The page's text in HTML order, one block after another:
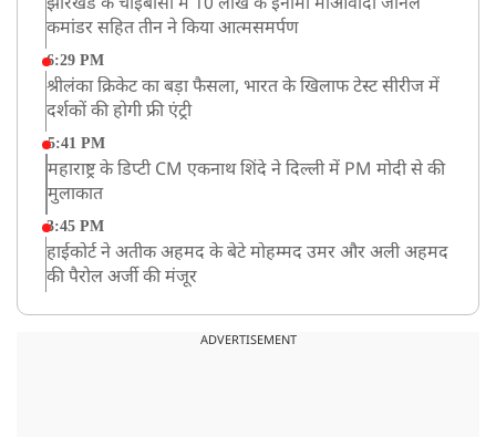
कमांडर सहित तीन ने किया आत्मसमर्पण
6:29 PM
श्रीलंका क्रिकेट का बड़ा फैसला, भारत के खिलाफ टेस्ट सीरीज में
दर्शकों की होगी फ्री एंट्री
5:41 PM
महाराष्ट्र के डिप्टी CM एकनाथ शिंदे ने दिल्ली में PM मोदी से की
मुलाकात
3:45 PM
हाईकोर्ट ने अतीक अहमद के बेटे मोहम्मद उमर और अली अहमद
की पैरोल अर्जी की मंजूर
CM योगी का सपा पर हमला, कहा- वोट बैंक की राजनीति ने
ADVERTISEMENT